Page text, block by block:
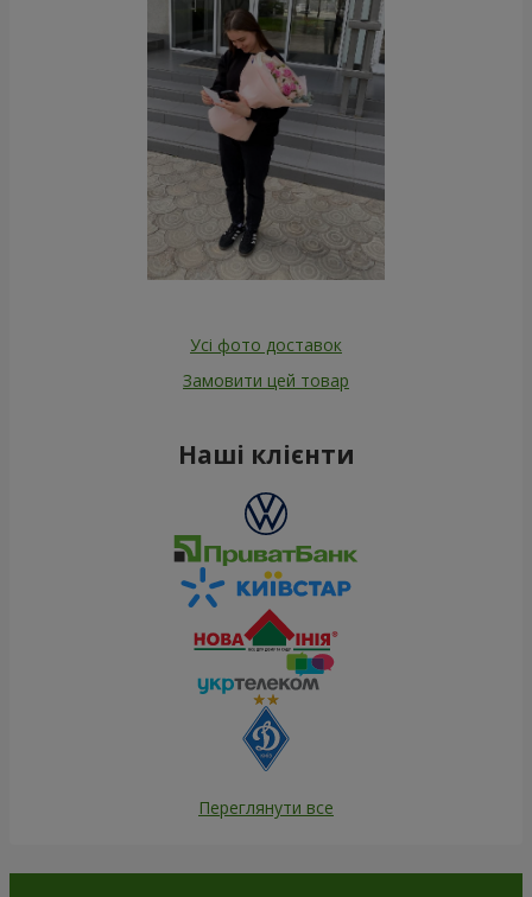
Усі фото доставок
Замовити цей товар
Наші клієнти
Переглянути все